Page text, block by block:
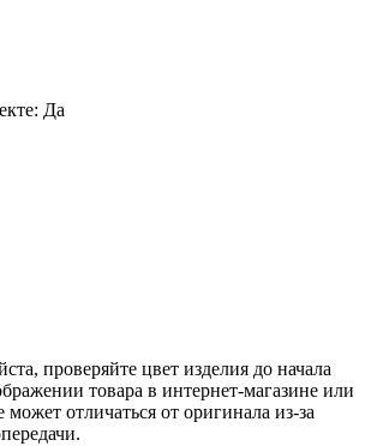
Да
проверяйте цвет изделия до начала
товара в интернет-магазине или
может отличаться от оригинала из-за